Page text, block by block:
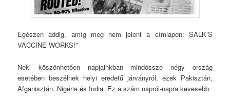
Egészen addig, amíg meg nem jelent a címlapon: SALK’S
VACCINE WORKS!”
Neki köszönhetően napjainkban mindössze négy ország
esetében beszélnek helyi eredetű járványról, ezek Pakisztán,
Afganisztán, Nigéria és India. Ez a szám napról-napra kevesebb.